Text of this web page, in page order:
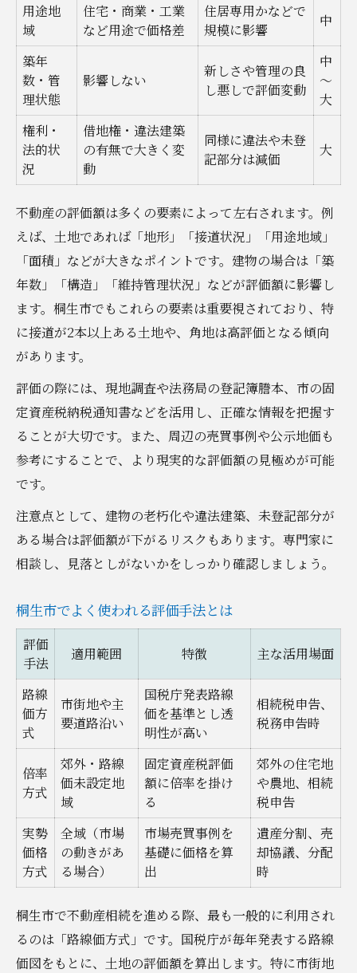
用途地
域
住宅・商業・工業
など用途で価格差
住居専用かなどで
規模に影響
中
築年
数・管
理状態
影響しない
新しさや管理の良
し悪しで評価変動
中
～
大
権利・
法的状
況
借地権・違法建築
の有無で大きく変
動
同様に違法や未登
記部分は減価
大
不動産の評価額は多くの要素によって左右されます。例
えば、土地であれば「地形」「接道状況」「用途地域」
「面積」などが大きなポイントです。建物の場合は「築
年数」「構造」「維持管理状況」などが評価額に影響し
ます。桐生市でもこれらの要素は重要視されており、特
に接道が2本以上ある土地や、角地は高評価となる傾向
があります。
評価の際には、現地調査や法務局の登記簿謄本、市の固
定資産税納税通知書などを活用し、正確な情報を把握す
ることが大切です。また、周辺の売買事例や公示地価も
参考にすることで、より現実的な評価額の見極めが可能
です。
注意点として、建物の老朽化や違法建築、未登記部分が
ある場合は評価額が下がるリスクもあります。専門家に
相談し、見落としがないかをしっかり確認しましょう。
桐生市でよく使われる評価手法とは
評価
手法
適用範囲 特徴 主な活用場面
路線
価方
式
市街地や主
要道路沿い
国税庁発表路線
価を基準とし透
明性が高い
相続税申告、
税務申告時
倍率
方式
郊外・路線
価未設定地
域
固定資産税評価
額に倍率を掛け
る
郊外の住宅地
や農地、相続
税申告
実勢
価格
方式
全域（市場
の動きがあ
る場合）
市場売買事例を
基礎に価格を算
出
遺産分割、売
却協議、分配
時
桐生市で不動産相続を進める際、最も一般的に利用され
るのは「路線価方式」です。国税庁が毎年発表する路線
価図をもとに、土地の評価額を算出します。特に市街地